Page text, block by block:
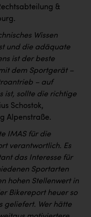
&
Wissen
und die adäquate
ist der beste
dem Sportgerät –
– auf
ist, sollte die richtige
Schostok,
Alpenstraße.
IMAS für die
verantwortlich. Es
das Interesse für
Sportarten
hohen Stellenwert in
Bikereport heuer so
geliefert. Wer hätte